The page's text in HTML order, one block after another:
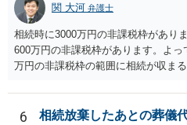
関 大河 弁護士
相続時に3000万円の非課税枠があり
600万円の非課税枠があります。よ
万円の非課税枠の範囲に相続が収ま
範囲となります。 一般的には、全員
また、全員で相続しても、話し合い
6 相続放棄したあとの葬儀